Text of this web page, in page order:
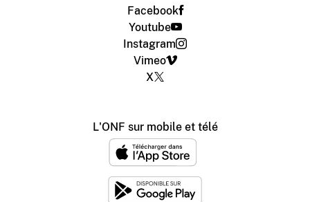
Facebook
Youtube
Instagram
Vimeo
X
L'ONF sur mobile et télé